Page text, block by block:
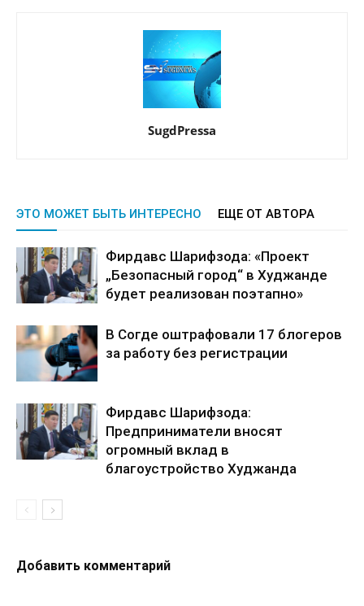
SugdPressa
ЭТО МОЖЕТ БЫТЬ ИНТЕРЕСНО ЕЩЕ ОТ АВТОРА
Фирдавс Шарифзода: «Проект
„Безопасный город“ в Худжанде
будет реализован поэтапно»
В Согде оштрафовали 17 блогеров
за работу без регистрации
Фирдавс Шарифзода:
Предприниматели вносят
огромный вклад в
благоустройство Худжанда
Добавить комментарий